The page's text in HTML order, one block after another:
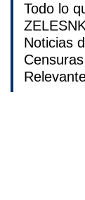
Todo lo
Noticias